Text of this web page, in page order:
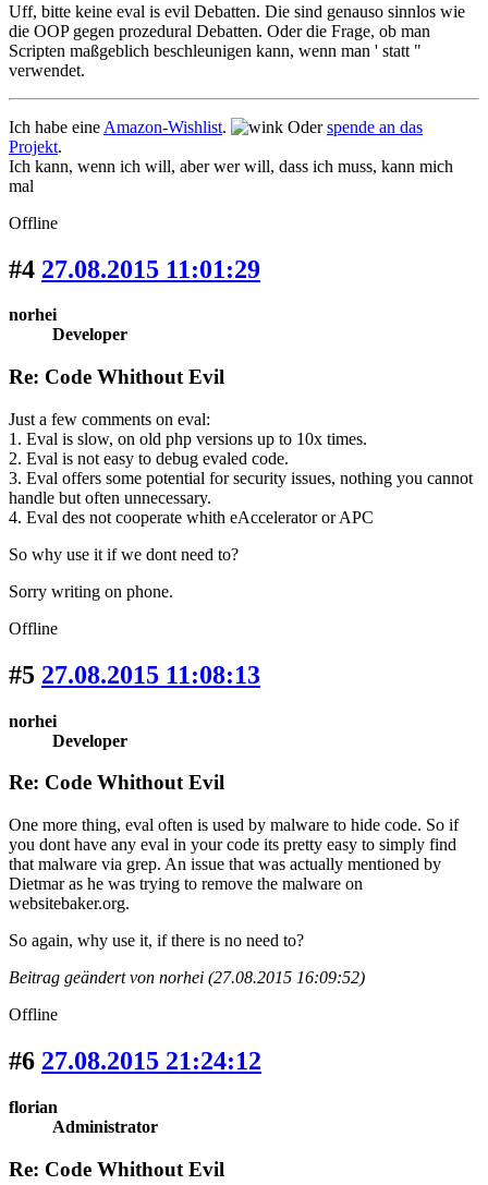
Uff, bitte keine eval is evil Debatten. Die sind genauso sinnlos wie
die OOP gegen prozedural Debatten. Oder die Frage, ob man
Scripten maßgeblich beschleunigen kann, wenn man ' statt "
verwendet.
Ich habe eine Amazon-Wishlist. Oderspende an das
Projekt.
Ich kann, wenn ich will, aber wer will, dass ich muss, kann mich
mal
Offline
#4 27.08.2015 11:01:29
norhei
Developer
Re: Code Whithout Evil
Just a few comments on eval:
1. Eval is slow, on old php versions up to 10x times.
2. Eval is not easy to debug evaled code.
3. Eval offers some potential for security issues, nothing you cannot
handle but often unnecessary.
4. Eval des not cooperate whith eAccelerator or APC
So why use it if we dont need to?
Sorry writing on phone.
Offline
#5 27.08.2015 11:08:13
norhei
Developer
Re: Code Whithout Evil
One more thing, eval often is used by malware to hide code. So if
you dont have any eval in your code its pretty easy to simply find
that malware via grep. An issue that was actually mentioned by
Dietmar as he was trying to remove the malware on
websitebaker.org.
So again, why use it, if there is no need to?
Beitrag geändert von norhei (27.08.2015 16:09:52)
Offline
#6 27.08.2015 21:24:12
florian
Administrator
Re: Code Whithout Evil